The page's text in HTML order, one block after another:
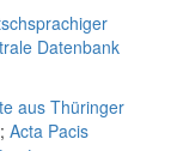
Datenbank
aus Thüringer
; Acta Pacis